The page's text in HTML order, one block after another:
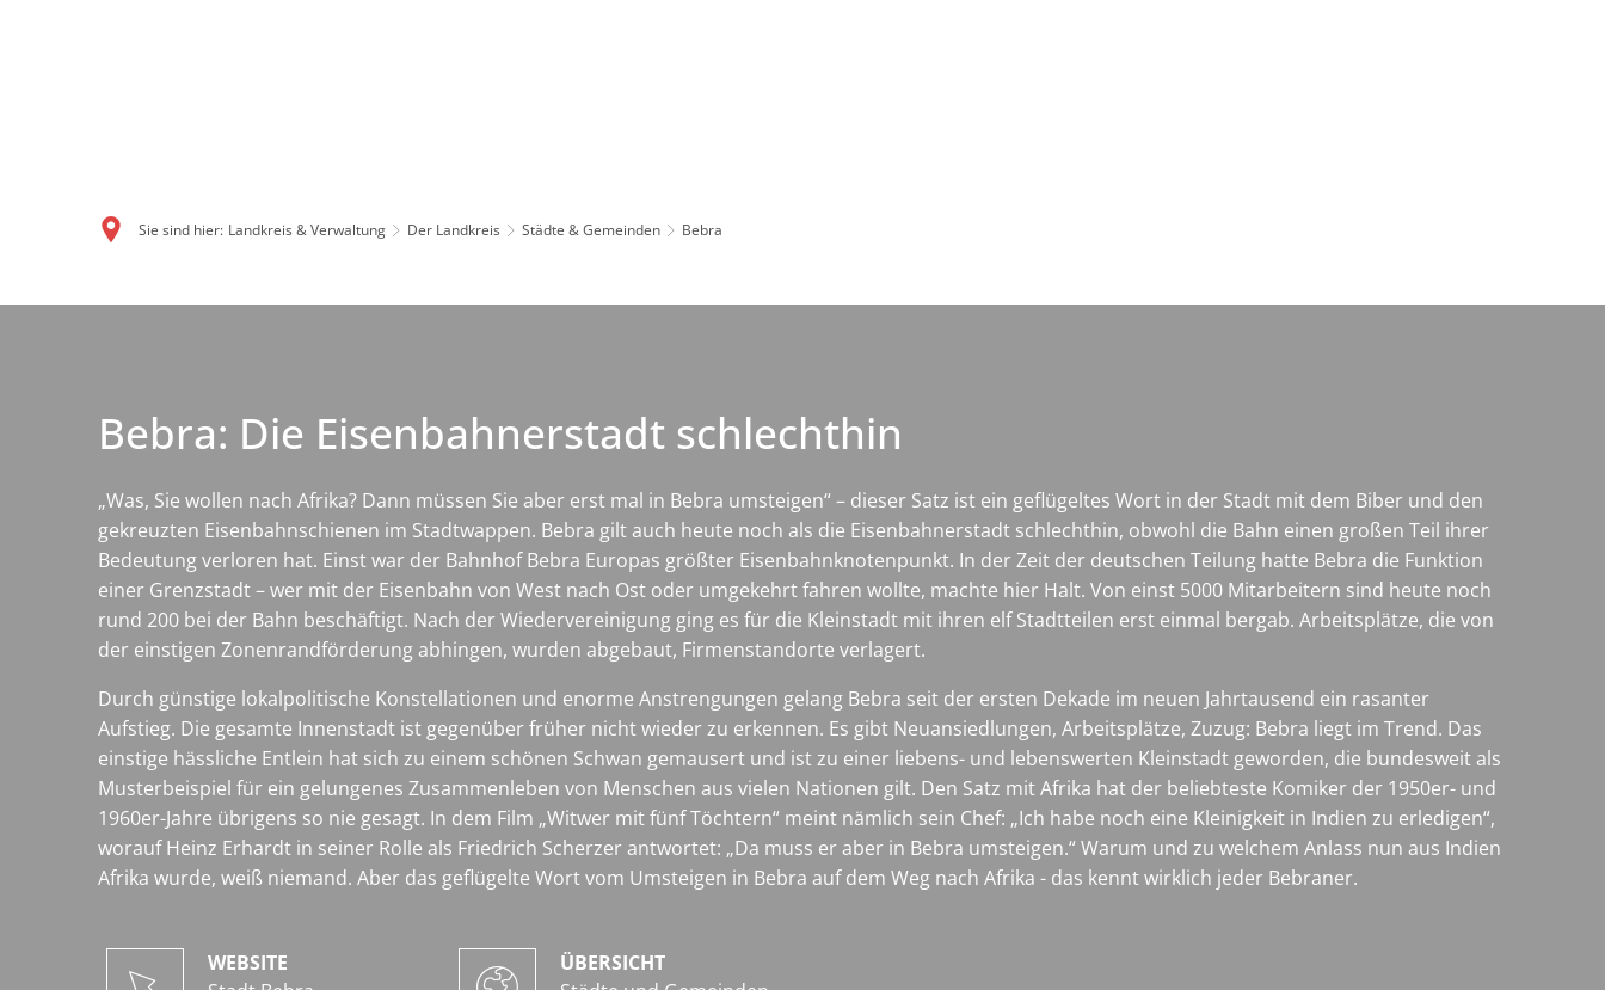
Sie sind hier: Landkreis & Verwaltung Der Landkreis Städte & Gemeinden Bebra
Bebra: Die Eisenbahnerstadt schlechthin
„Was, Sie wollen nach Afrika? Dann müssen Sie aber erst mal in Bebra umsteigen“ – dieser Satz ist ein geflügeltes Wort in der Stadt mit dem Biber und den
gekreuzten Eisenbahnschienen im Stadtwappen. Bebra gilt auch heute noch als die Eisenbahnerstadt schlechthin, obwohl die Bahn einen großen Teil ihrer
Bedeutung verloren hat. Einst war der Bahnhof Bebra Europas größter Eisenbahnknotenpunkt. In der Zeit der deutschen Teilung hatte Bebra die Funktion
einer Grenzstadt – wer mit der Eisenbahn von West nach Ost oder umgekehrt fahren wollte, machte hier Halt. Von einst 5000 Mitarbeitern sind heute noch
rund 200 bei der Bahn beschäftigt. Nach der Wiedervereinigung ging es für die Kleinstadt mit ihren elf Stadtteilen erst einmal bergab. Arbeitsplätze, die von
der einstigen Zonenrandförderung abhingen, wurden abgebaut, Firmenstandorte verlagert.
Durch günstige lokalpolitische Konstellationen und enorme Anstrengungen gelang Bebra seit der ersten Dekade im neuen Jahrtausend ein rasanter
Aufstieg. Die gesamte Innenstadt ist gegenüber früher nicht wieder zu erkennen. Es gibt Neuansiedlungen, Arbeitsplätze, Zuzug: Bebra liegt im Trend. Das
einstige hässliche Entlein hat sich zu einem schönen Schwan gemausert und ist zu einer liebens- und lebenswerten Kleinstadt geworden, die bundesweit als
Musterbeispiel für ein gelungenes Zusammenleben von Menschen aus vielen Nationen gilt. Den Satz mit Afrika hat der beliebteste Komiker der 1950er- und
1960er-Jahre übrigens so nie gesagt. In dem Film „Witwer mit fünf Töchtern“ meint nämlich sein Chef: „Ich habe noch eine Kleinigkeit in Indien zu erledigen“,
worauf Heinz Erhardt in seiner Rolle als Friedrich Scherzer antwortet: „Da muss er aber in Bebra umsteigen.“ Warum und zu welchem Anlass nun aus Indien
Afrika wurde, weiß niemand. Aber das geflügelte Wort vom Umsteigen in Bebra auf dem Weg nach Afrika - das kennt wirklich jeder Bebraner.
WEBSITE
ÜBERSICHT